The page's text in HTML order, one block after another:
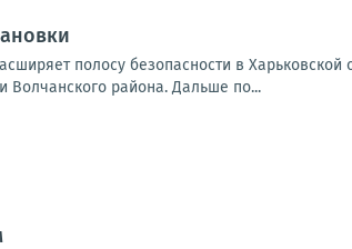
полосу безопасности в Харьковской
Волчанского района. Дальше по...